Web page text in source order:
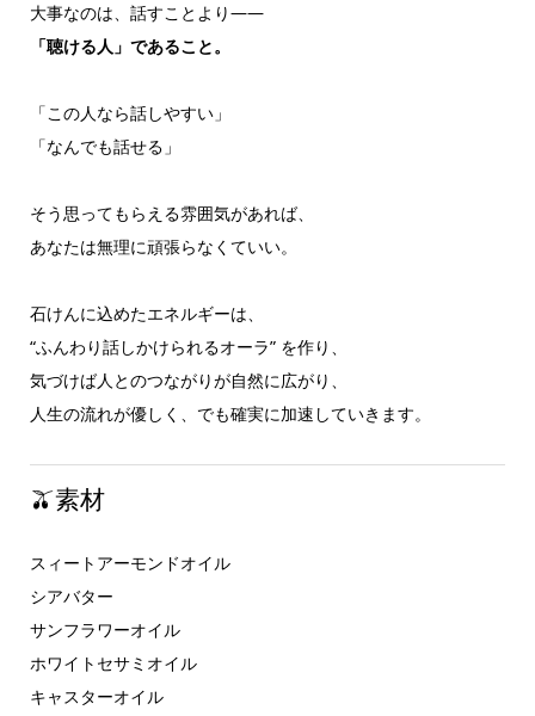
大事なのは、話すことより――
「聴ける人」であること。
「この人なら話しやすい」
「なんでも話せる」
そう思ってもらえる雰囲気があれば、
あなたは無理に頑張らなくていい。
石けんに込めたエネルギーは、
“ふんわり話しかけられるオーラ” を作り、
気づけば人とのつながりが自然に広がり、
人生の流れが優しく、でも確実に加速していきます。
🫒素材
スィートアーモンドオイル
シアバター
サンフラワーオイル
ホワイトセサミオイル
キャスターオイル